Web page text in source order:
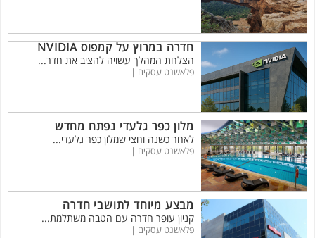
חדרה במרוץ על קמפוס NVIDIA
הצלחת המהלך עשויה להציב את חדר...
פלאשנט עסקים |
מלון כפר גלעדי נפתח מחדש
לאחר כשנה וחצי שמלון כפר גלעדי...
פלאשנט עסקים |
מבצע מיוחד לתושבי חדרה
קניון עופר חדרה עם הטבה משתלמת...
פלאשנט עסקים |